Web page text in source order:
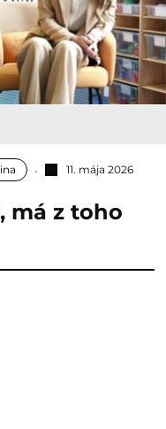
11. mája 2026
má z toho